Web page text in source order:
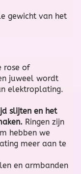
gewicht van het
rose of
juweel wordt
elektroplating.
slijten en het
Ringen zijn
hebben we
meer aan te
en armbanden